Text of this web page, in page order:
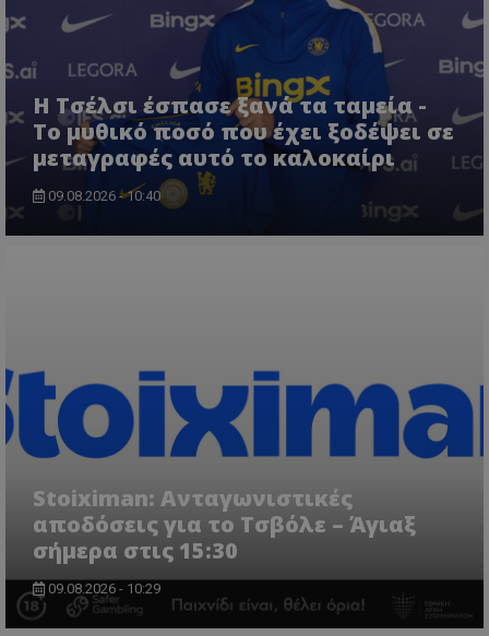
Η Τσέλσι έσπασε ξανά τα ταμεία -
Το μυθικό ποσό που έχει ξοδέψει σε
μεταγραφές αυτό το καλοκαίρι
09.08.2026 - 10:40
Stoiximan: Ανταγωνιστικές
αποδόσεις για το Τσβόλε – Άγιαξ
σήμερα στις 15:30
09.08.2026 - 10:29